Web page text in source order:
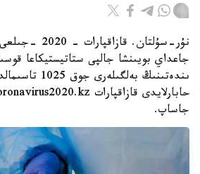
جاعداي بويىنشا جالپى ستاتيستيكاعا
ىندەتىنىڭ
جاساپ.